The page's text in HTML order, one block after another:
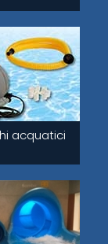
acquatici